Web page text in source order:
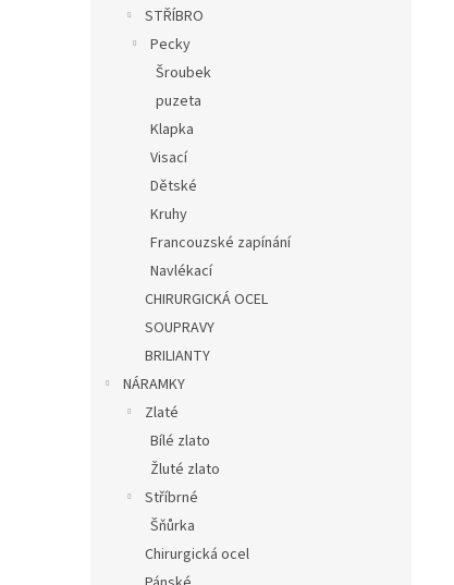
STŘÍBRO
Pecky
Šroubek
puzeta
Klapka
Visací
Dětské
Kruhy
Francouzské zapínání
Navlékací
CHIRURGICKÁ OCEL
SOUPRAVY
BRILIANTY
NÁRAMKY
Zlaté
Bílé zlato
Žluté zlato
Stříbrné
Šňůrka
Chirurgická ocel